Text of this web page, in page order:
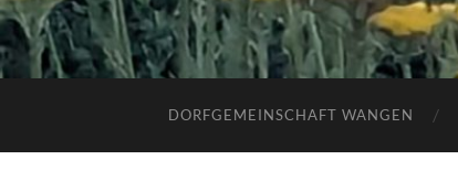
DORFGEMEINSCHAFT WANGEN